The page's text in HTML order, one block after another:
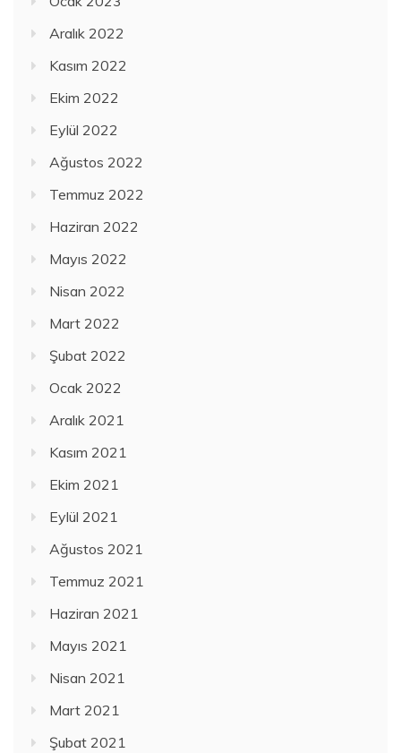
Aralık 2022
Kasım 2022
Ekim 2022
Eylül 2022
Ağustos 2022
Temmuz 2022
Haziran 2022
Mayıs 2022
Nisan 2022
Mart 2022
Şubat 2022
Ocak 2022
Aralık 2021
Kasım 2021
Ekim 2021
Eylül 2021
Ağustos 2021
Temmuz 2021
Haziran 2021
Mayıs 2021
Nisan 2021
Mart 2021
Şubat 2021